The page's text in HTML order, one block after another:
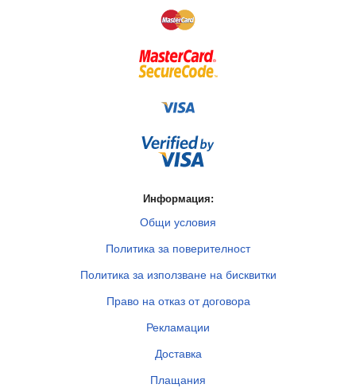
Информация:
Общи условия
Политика за поверителност
Политика за използване на бисквитки
Право на отказ от договора
Рекламации
Доставка
Плащания